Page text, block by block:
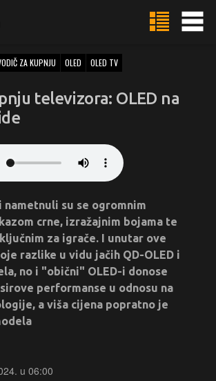
ZA KUPNJU OLED OLED TV
televizora: OLED na
nametnuli su se ogromnim
crne, izražajnim bojama te
za igrače. I unutar ove
razlike u vidu jačih QD-OLED i
no i "obični" OLED-i donose
performanse u odnosu na
a viša cijena popratno je
u 06:00